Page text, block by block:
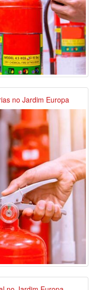
no Jardim Europa